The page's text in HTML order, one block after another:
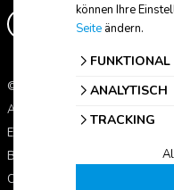
© 2026 Mestic
Alle Preise verstehen sich inkl.
Erklärung zum Datenschutz
Bedingungen und Konditionen
Cookie-Einstellungen
können Ihre
Seite ändern.
FUNKTIONAL
ANALYTISCH
TRACKING